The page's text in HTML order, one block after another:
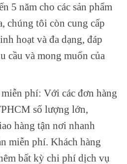
5 năm cho các sản phẩm
chúng tôi còn cung cấp
hoạt và đa dạng, đáp
cầu và mong muốn của
phí: Với các đơn hàng
số lượng lớn,
hàng tận nơi nhanh
miễn phí. Khách hàng
bất kỳ chi phí dịch vụ